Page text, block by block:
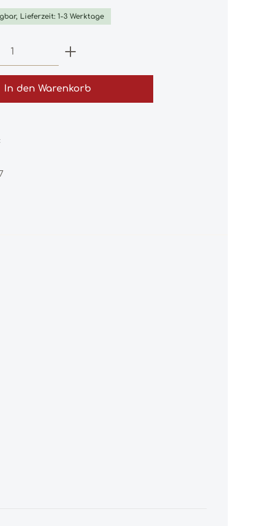
Lieferzeit: 1-3 Werktage
Anzahl: Gib den gewünschten
In den Warenkorb